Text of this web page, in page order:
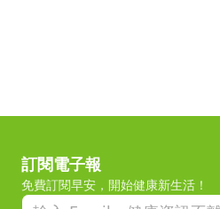
訂閱電子報
免費訂閱早安，開始健康新生活！